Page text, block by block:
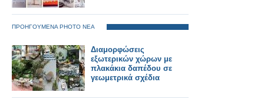
ΠΡΟΗΓΟΥΜΕΝΑ PHOTO ΝΕΑ
Διαμορφώσεις
εξωτερικών χώρων με
πλακάκια δαπέδου σε
γεωμετρικά σχέδια